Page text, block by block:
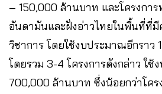
– 150,000 ล้านบาท และโครงการ
อันดามันและฝั่งอ่าวไทยในพื้นที่ที่มี
วิชาการ โดยใช้งบประมาณอีกราว
โดยรวม 3-4 โครงการดังกล่าว ใช้
700,000 ล้านบาท ซึ่งน้อยกว่าโค